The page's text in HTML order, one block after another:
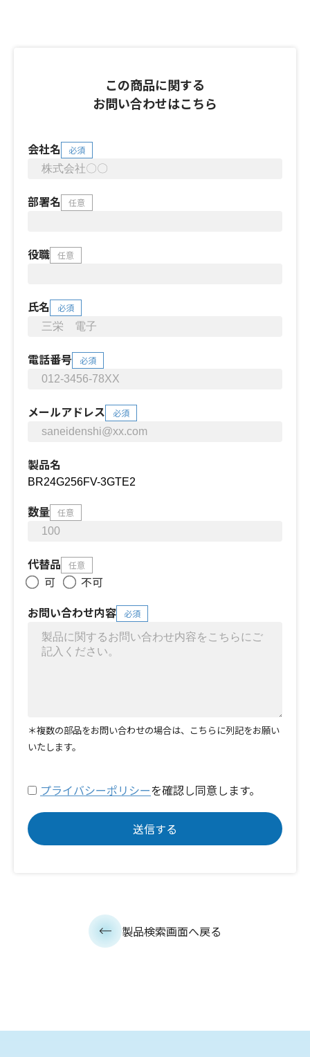
この商品に関する
お問い合わせはこちら
会社名 必須
部署名 任意
役職 任意
氏名 必須
電話番号 必須
メールアドレス 必須
製品名
数量 任意
代替品 任意
可
不可
お問い合わせ内容
必須
＊複数の部品をお問い合わせの場合は、こちらに列記をお願い
いたします。
プライバシーポリシーを確認し同意します。
製品検索画面へ戻る